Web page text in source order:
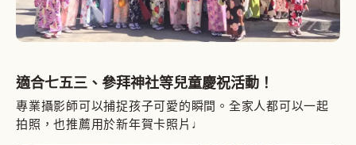
適合七五三、參拜神社等兒童慶祝活動！
專業攝影師可以捕捉孩子可愛的瞬間。全家人都可以一起
拍照，也推薦用於新年賀卡照片♩